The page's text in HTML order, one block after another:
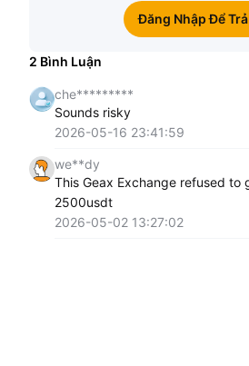
Đăng Nhập Để
2 Bình Luận
che*********
Sounds risky
2026-05-16 23:41:59
we**dy
This Geax Exchange refused to
2500usdt
2026-05-02 13:27:02